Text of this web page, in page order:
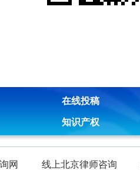
在线投稿
知识产权
网 线上北京律师咨询